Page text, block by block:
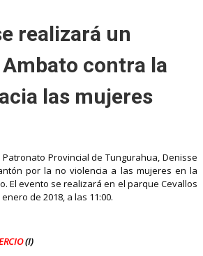
realizará un
contra la
las mujeres
Patronato Provincial de Tungurahua, Denisse
por la no violencia a las mujeres en la
El evento se realizará en el parque Cevallos
de 2018, a las 11:00.
(I)